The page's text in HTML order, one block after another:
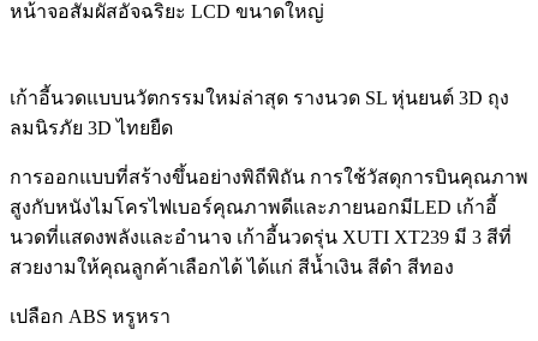
หน้าจอสัมผัสอัจฉริยะ LCD ขนาดใหญ่
เก้าอี้นวดแบบนวัตกรรมใหม่ล่าสุด รางนวด SL หุ่นยนต์ 3D ถุง
ลมนิรภัย 3D ไทยยืด
การออกแบบที่สร้างขึ้นอย่างพิถีพิถัน การใช้วัสดุการบินคุณภาพ
สูงกับหนังไมโครไฟเบอร์คุณภาพดีและภายนอกมีLED เก้าอี้
นวดที่แสดงพลังและอำนาจ เก้าอี้นวดรุ่น XUTI XT239 มี 3 สีที่
สวยงามให้คุณลูกค้าเลือกได้ ได้แก่ สีน้ำเงิน สีดำ สีทอง
เปลือก ABS หรูหรา